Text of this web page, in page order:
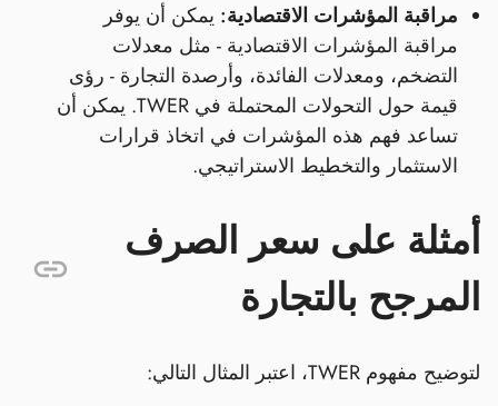
مراقبة المؤشرات الاقتصادية: يمكن أن يوفر
مراقبة المؤشرات الاقتصادية - مثل معدلات
التضخم، ومعدلات الفائدة، وأرصدة التجارة - رؤى
قيمة حول التحولات المحتملة في TWER. يمكن أن
تساعد فهم هذه المؤشرات في اتخاذ قرارات
الاستثمار والتخطيط الاستراتيجي.
أمثلة على سعر الصرف
المرجح بالتجارة
لتوضيح مفهوم TWER، اعتبر المثال التالي: